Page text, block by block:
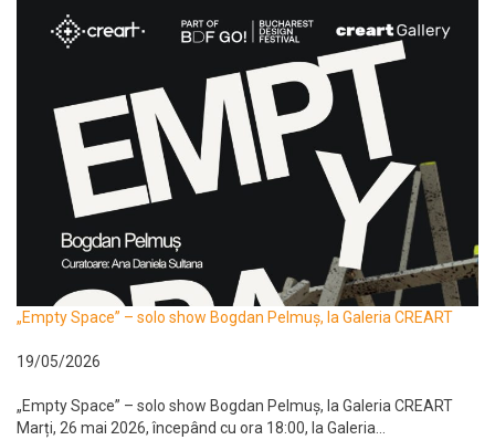
„Empty Space” – solo show Bogdan Pelmuș, la Galeria CREART
19/05/2026
„Empty Space” – solo show Bogdan Pelmuș, la Galeria CREART
Marți, 26 mai 2026, începând cu ora 18:00, la Galeria...